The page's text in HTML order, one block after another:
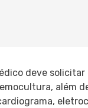
deve solicitar
além